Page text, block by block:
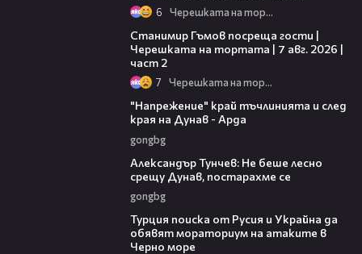
6 Черешката на тортата
Станимир Гъмов посреща гости |
Черешката на тортата | 7 авг. 2026 |
част 2
7 Черешката на тортата
"Напрежение" край тъчлинията и след
края на Дунав - Арда
gongbg
Александър Тунчев: Не беше лесно
срещу Дунав, постарахме се
gongbg
Турция поиска от Русия и Украйна да
обявят мораториум на атаките в
Черно море